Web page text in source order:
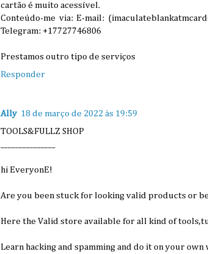
cartão é muito acessível.
Conteúdo-me via: E-mail:
Telegram: +17727746806
Prestamos outro tipo de serviços
Responder
Ally 18 de março de 2022 às 19:59
TOOLS&FULLZ SHOP
hi EveryonE!
Are you been stuck for looking valid products or
Here the Valid store available for all kind of
Learn hacking and spamming and do it on your own